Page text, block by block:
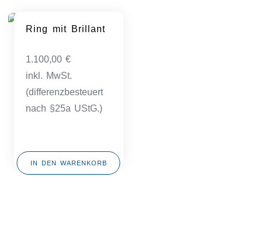
Ring mit Brillant
1.100,00€
inkl. MwSt.
(differenzbesteuert
nach §25a UStG.)
IN DEN WARENKORB